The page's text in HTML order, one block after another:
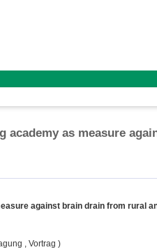
academy as measure
against brain drain from rural
, Vortrag )